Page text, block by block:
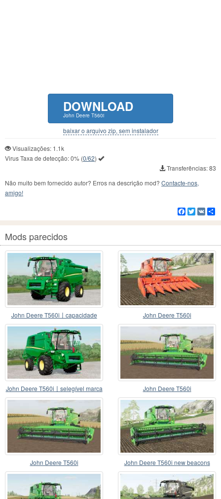
DOWNLOAD
John Deere T560i
baixar o arquivo zip, sem instalador
Visualizações: 1.1k
Virus Taxa de detecção:0% (0/62)
Transferências: 83
Não muito bem fornecido autor? Erros na descrição mod? Contacte-nos,
amigo!
Facebook
Twitter
VK
Mods parecidos
John Deere T560i〡capacidade
48000l
John Deere T560i
John Deere T560i〡selegível marca
rodas
John Deere T560i
John Deere T560i John Deere T560i new beacons